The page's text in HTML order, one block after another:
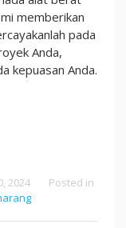
memberikan
pada
Anda,
kepuasan Anda.
2024
Posted in